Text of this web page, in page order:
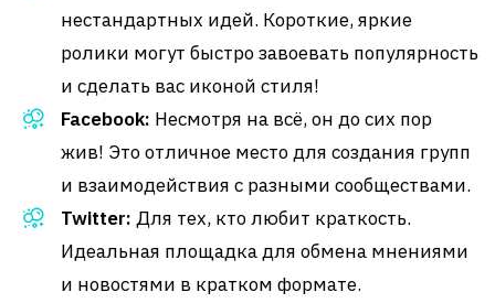
нестандартных идей. Короткие, яркие
ролики могут быстро завоевать популярность
и сделать вас иконой стиля!
Facebook: Несмотря на всё, он до сих пор
жив! Это отличное место для создания групп
и взаимодействия с разными сообществами.
Twitter: Для тех, кто любит краткость.
Идеальная площадка для обмена мнениями
и новостями в кратком формате.